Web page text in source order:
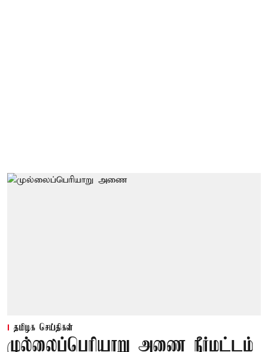
தமிழக செய்திகள்
முல்லைப்பெரியாறு அணை நீர்மட்டம்